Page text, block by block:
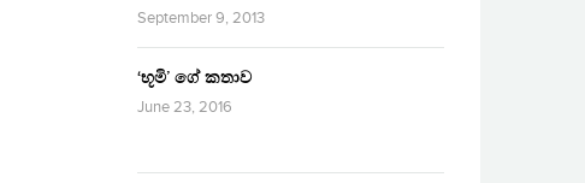
September 9, 2013
‘භූමි’ ගේ කතාව
June 23, 2016